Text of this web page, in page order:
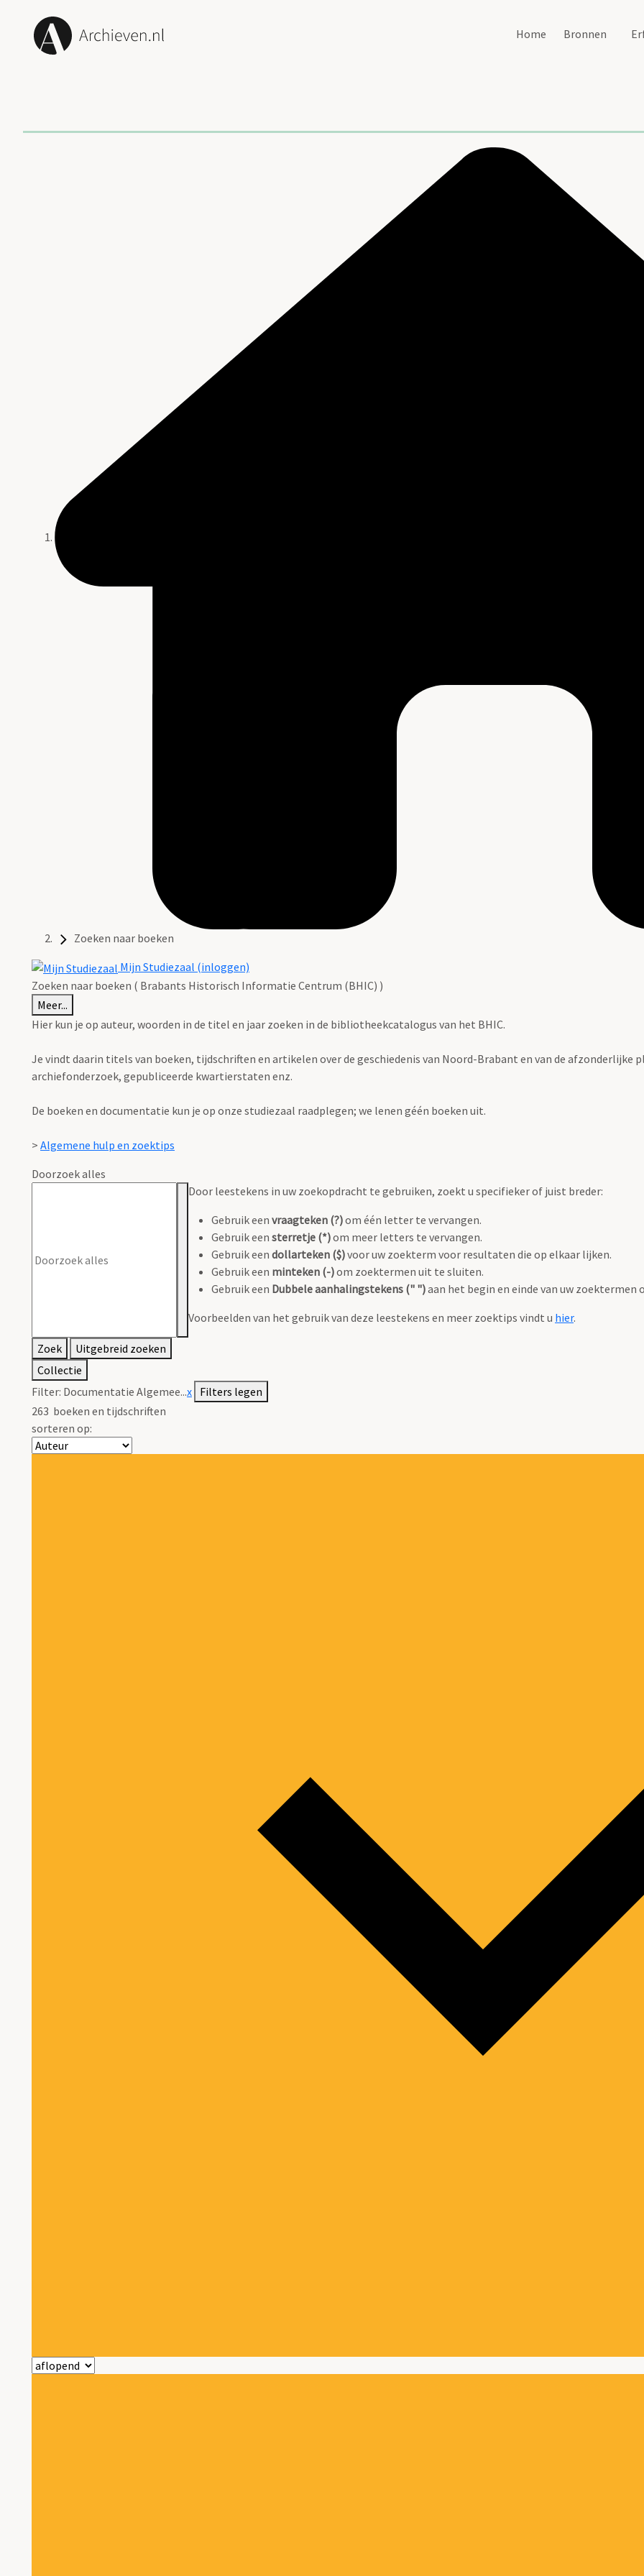
Home Bronnen
Zoeken naar boeken
Mijn Studiezaal (inloggen)
Zoeken naar boeken ( Brabants Historisch Informatie Centrum (BHIC) )
Meer...
Hier kun je op auteur, woorden in de titel en jaar zoeken in de bibliotheekcatalogus van het BHIC.
Je vindt daarin titels van boeken, tijdschriften en artikelen over de geschiedenis van Noord-Brabant en van de afzonderlijke
archiefonderzoek, gepubliceerde kwartierstaten enz.
De boeken en documentatie kun je op onze studiezaal raadplegen; we lenen géén boeken uit.
> Algemene hulp en zoektips
Doorzoek alles
Door leestekens in uw zoekopdracht te gebruiken, zoekt u specifieker of juist breder:
Gebruik een vraagteken (?)om één letter te vervangen.
Gebruik een sterretje (*)om meer letters te vervangen.
Gebruik een dollarteken ($)voor uw zoekterm voor resultaten die op elkaar lijken.
Gebruik een minteken (-)om zoektermen uit te sluiten.
Gebruik een Dubbele aanhalingstekens (" ")aan het begin en einde van uw zoektermen
Voorbeelden van het gebruik van deze leestekens en meer zoektips vindt u hier.
Zoek
Uitgebreid zoeken
Collectie
Filter: Documentatie Algemee...x Filters legen
263 boeken en tijdschriften
sorteren op: